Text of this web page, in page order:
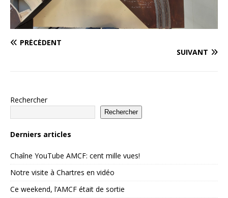
PRÉCÉDENT
SUIVANT
Rechercher
Rechercher
Derniers articles
Chaîne YouTube AMCF: cent mille vues!
Notre visite à Chartres en vidéo
Ce weekend, l’AMCF était de sortie